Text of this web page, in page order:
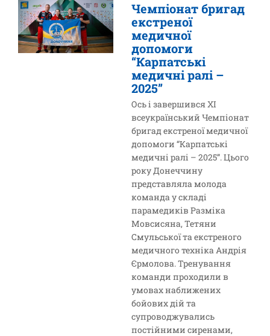
Чемпіонат бригад
екстреної
медичної
допомоги
“Карпатські
медичні ралі –
2025”
Ось і завершився XI
всеукраїнський Чемпіонат
бригад екстреної медичної
допомоги “Карпатські
медичні ралі – 2025”. Цього
року Донеччину
представляла молода
команда у складі
парамедиків Разміка
Мовсисяна, Тетяни
Смульської та екстреного
медичного техніка Андрія
Єрмолова. Тренування
команди проходили в
умовах наближених
бойових дій та
супроводжувались
постійними сиренами,